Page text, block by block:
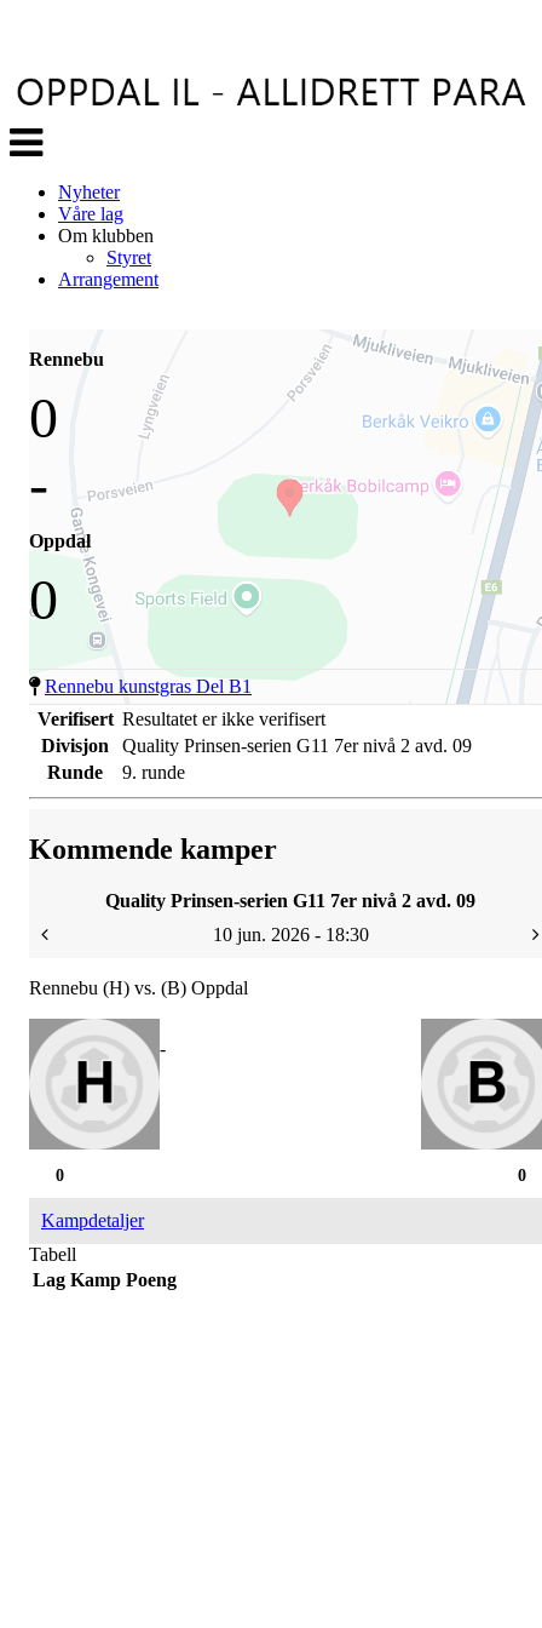
Veksle
navigasjon
Nyheter
Våre lag
Om klubben
Styret
Arrangement
Rennebu
0
-
Oppdal
0
Rennebu kunstgras Del B1
Verifisert Resultatet er ikke verifisert
Divisjon
Quality Prinsen-serien G11 7er nivå 2 avd. 09
Runde
9. runde
Kommende kamper
Quality Prinsen-serien G11 7er nivå 2 avd. 09
10 jun. 2026 - 18:30
Rennebu (H) vs. (B) Oppdal
-
0
0
Kampdetaljer
Tabell
Lag Kamp Poeng